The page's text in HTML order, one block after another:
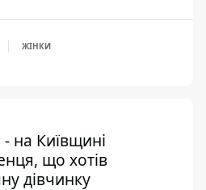
ЖІНКИ
- на Київщині
що хотів
дівчинку